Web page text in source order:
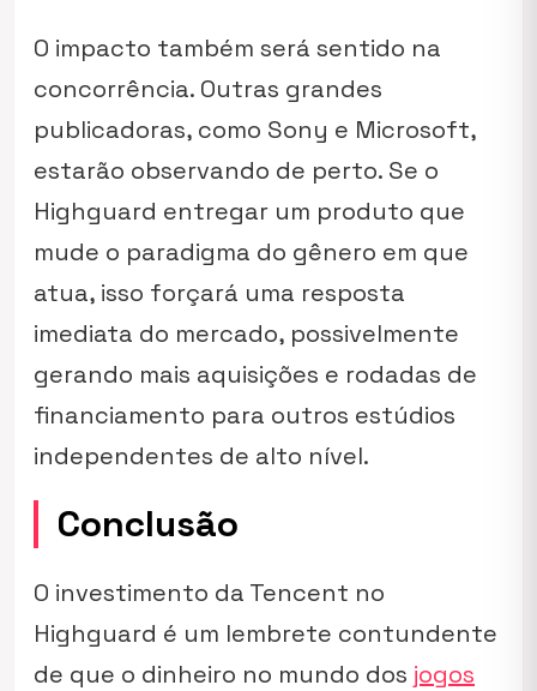
O impacto também será sentido na
concorrência. Outras grandes
publicadoras, como Sony e Microsoft,
estarão observando de perto. Se o
Highguard entregar um produto que
mude o paradigma do gênero em que
atua, isso forçará uma resposta
imediata do mercado, possivelmente
gerando mais aquisições e rodadas de
financiamento para outros estúdios
independentes de alto nível.
Conclusão
O investimento da Tencent no
Highguard é um lembrete contundente
de que o dinheiro no mundo dos jogos